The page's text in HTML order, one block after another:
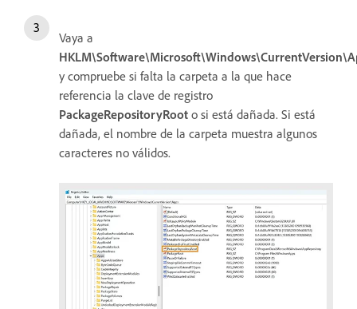
Vaya a
y compruebe si falta la carpeta a la que hace
referencia la clave de registro
PackageRepositoryRoot o si está dañada. Si está
dañada, el nombre de la carpeta muestra algunos
caracteres no válidos.